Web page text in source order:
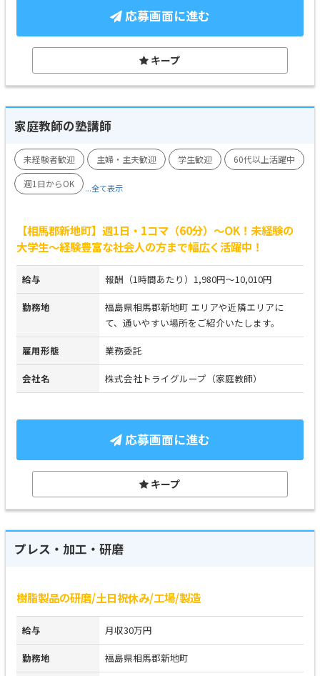
応募画面に進む
キープ
家庭教師の塾講師
未経験者歓迎 主婦・主夫歓迎 学生歓迎
60代以上活躍中
週1日からOK
...全て表示
【相馬郡新地町】週1日・1コマ（60分）～OK！未経験の
大学生～経験豊富な社会人の方まで幅広く活躍中！
給与 報酬（1時間あたり）1,980円～10,010円
勤務地
福島県相馬郡新地町 エリアや近隣エリアに
て、通いやすい場所をご紹介いたします。
雇用形態 業務委託
会社名 株式会社トライグループ（家庭教師）
応募画面に進む
キープ
プレス・加工・研磨
樹脂製品の研磨/土日祝休み/工場/製造
給与 月収30万円
勤務地 福島県相馬郡新地町